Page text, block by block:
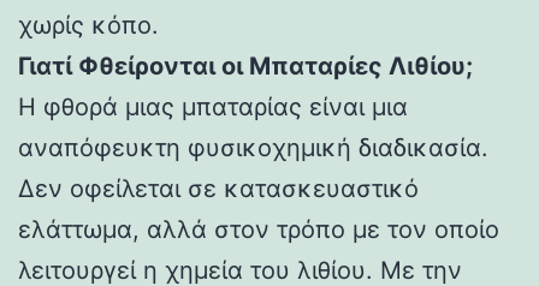
χωρίς κόπο.
Γιατί Φθείρονται οι Μπαταρίες Λιθίου;
Η φθορά μιας μπαταρίας είναι μια
αναπόφευκτη φυσικοχημική διαδικασία.
Δεν οφείλεται σε κατασκευαστικό
ελάττωμα, αλλά στον τρόπο με τον οποίο
λειτουργεί η χημεία του λιθίου. Με την